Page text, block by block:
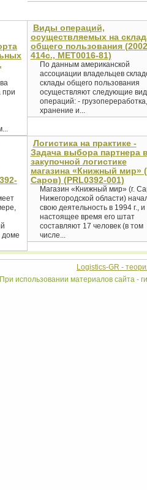
при
Виды операций,
осуществляемых на
общего пользования
414с., MET0016-81)
По данным американской
ассоциации владельцев
склады общего пользования
осуществляют следующие
операций: - грузопереработка,
хранение и...
доме
Логистика на практике -
Задача выбора партнера
закупочной логистике
магазина «Книжный мир»
Саров) (PRL0392-001)
Магазин «Книжный мир» (г.
Нижегородской области)
свою деятельность в 1994 г., и
настоящее время его штат
составляют 17 человек (в том
числе...
Logistics-GR -
использовании материалов сайта -